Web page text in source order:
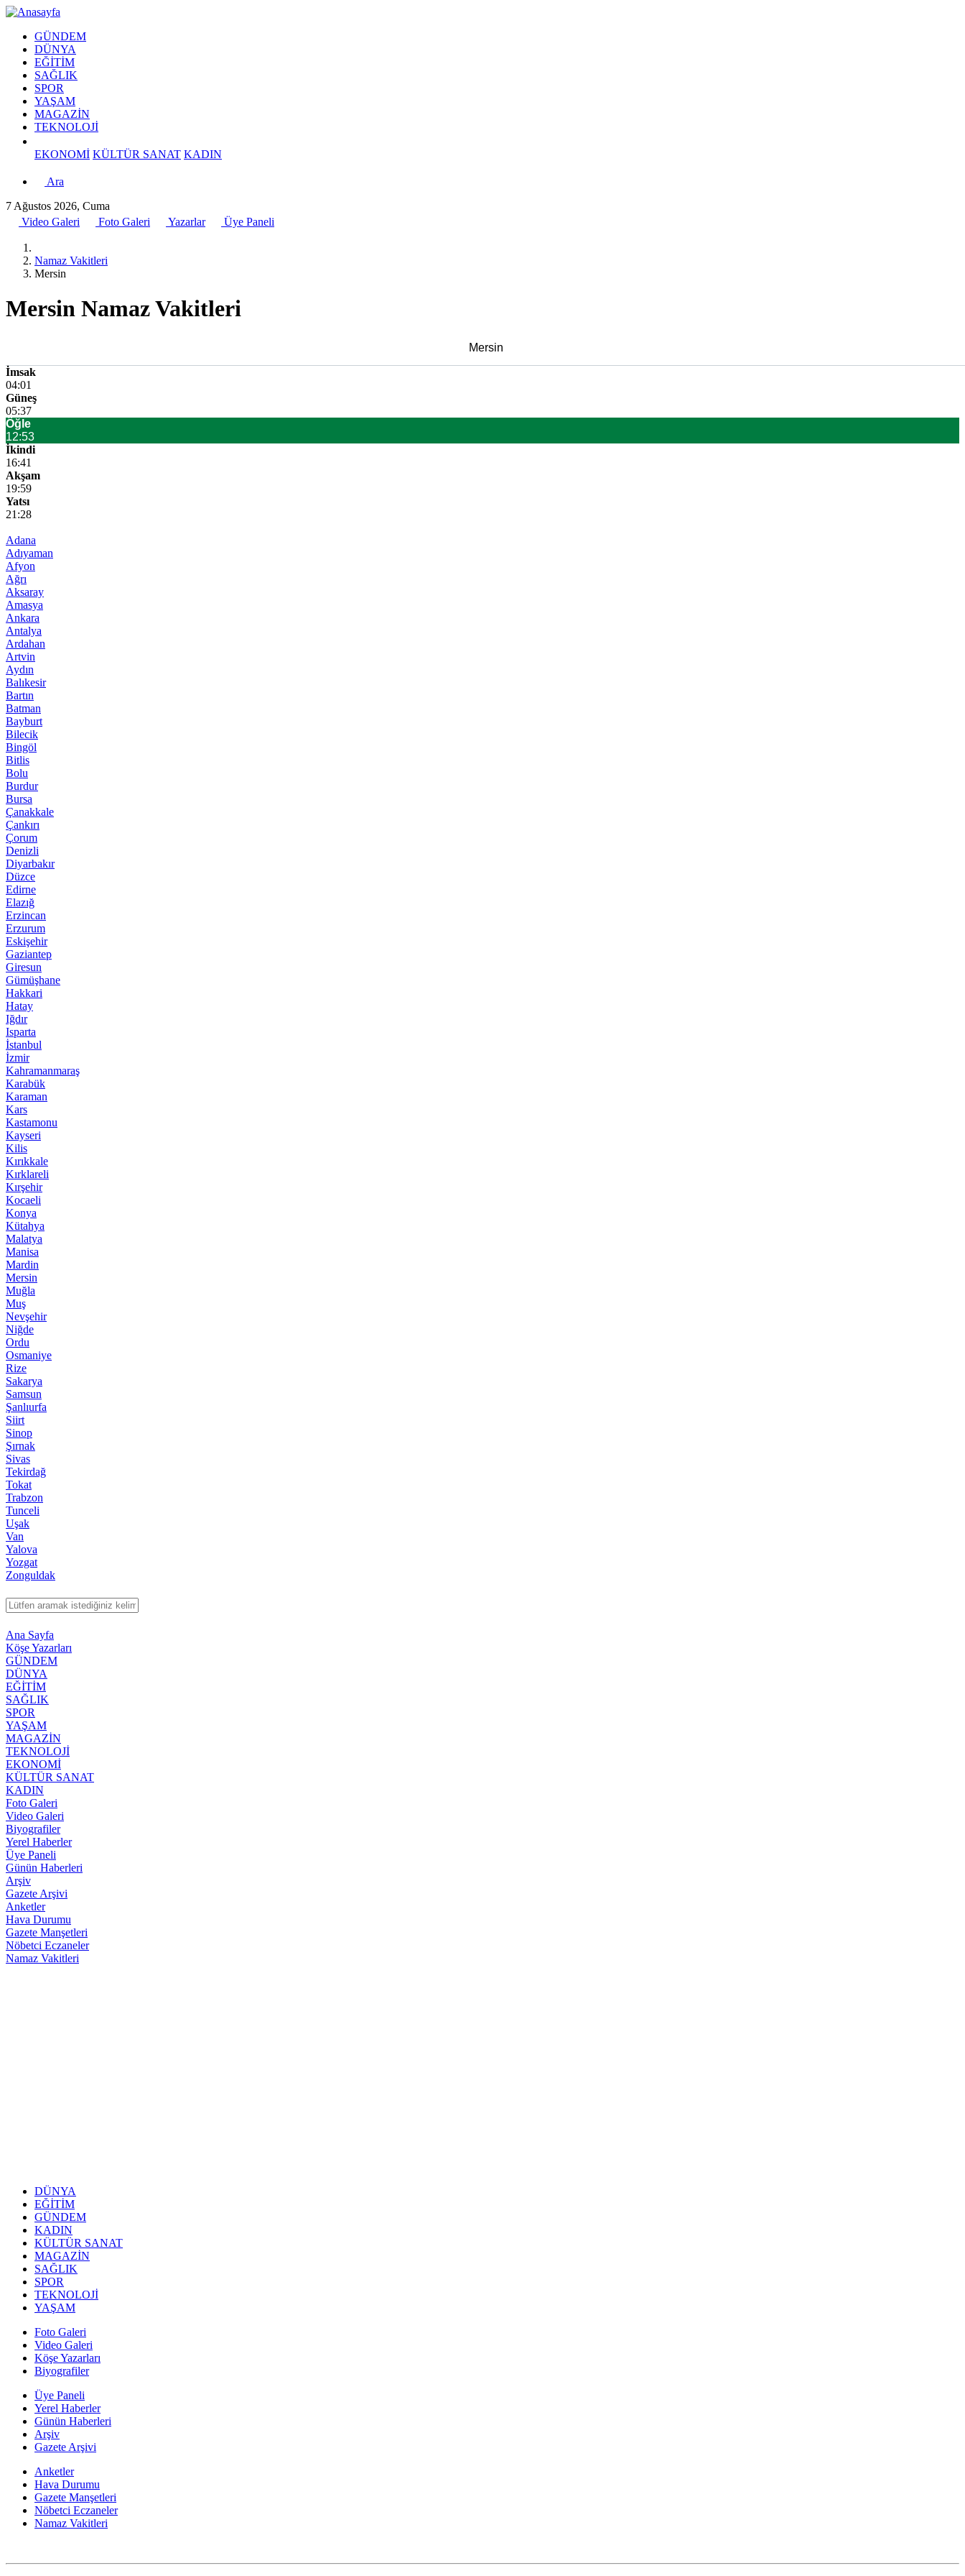
GÜNDEM
DÜNYA
EĞİTİM
SAĞLIK
SPOR
YAŞAM
MAGAZİN
TEKNOLOJİ
EKONOMİ KÜLTÜR SANAT KADIN
Ara
7 Ağustos 2026, Cuma
Video Galeri
Foto Galeri Yazarlar Üye Paneli
Namaz Vakitleri
Mersin
Mersin Namaz Vakitleri
Mersin
İmsak
04:01
Güneş
05:37
Öğle
12:53
İkindi
16:41
Akşam
19:59
Yatsı
21:28
Adana
Adıyaman
Afyon
Ağrı
Aksaray
Amasya
Ankara
Antalya
Ardahan
Artvin
Aydın
Balıkesir
Bartın
Batman
Bayburt
Bilecik
Bingöl
Bitlis
Bolu
Burdur
Bursa
Çanakkale
Çankırı
Çorum
Denizli
Diyarbakır
Düzce
Edirne
Elazığ
Erzincan
Erzurum
Eskişehir
Gaziantep
Giresun
Gümüşhane
Hakkari
Hatay
Iğdır
Isparta
İstanbul
İzmir
Kahramanmaraş
Karabük
Karaman
Kars
Kastamonu
Kayseri
Kilis
Kırıkkale
Kırklareli
Kırşehir
Kocaeli
Konya
Kütahya
Malatya
Manisa
Mardin
Mersin
Muğla
Muş
Nevşehir
Niğde
Ordu
Osmaniye
Rize
Sakarya
Samsun
Şanlıurfa
Siirt
Sinop
Şırnak
Sivas
Tekirdağ
Tokat
Trabzon
Tunceli
Uşak
Van
Yalova
Yozgat
Zonguldak
Ana Sayfa
Köşe Yazarları
GÜNDEM
DÜNYA
EĞİTİM
SAĞLIK
SPOR
YAŞAM
MAGAZİN
TEKNOLOJİ
EKONOMİ
KÜLTÜR SANAT
KADIN
Foto Galeri
Video Galeri
Biyografiler
Yerel Haberler
Üye Paneli
Günün Haberleri
Arşiv
Gazete Arşivi
Anketler
Hava Durumu
Gazete Manşetleri
Nöbetci Eczaneler
Namaz Vakitleri
DÜNYA
EĞİTİM
GÜNDEM
KADIN
KÜLTÜR SANAT
MAGAZİN
SAĞLIK
SPOR
TEKNOLOJİ
YAŞAM
Foto Galeri
Video Galeri
Köşe Yazarları
Biyografiler
Üye Paneli
Yerel Haberler
Günün Haberleri
Arşiv
Gazete Arşivi
Anketler
Hava Durumu
Gazete Manşetleri
Nöbetci Eczaneler
Namaz Vakitleri